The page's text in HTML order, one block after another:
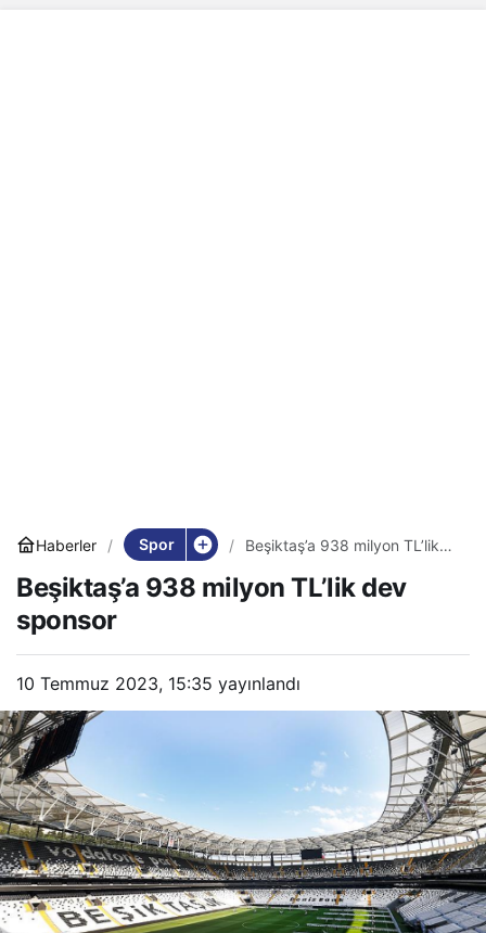
Haberler Spor
Beşiktaş’a 938 milyon TL’lik
Beşiktaş’a 938 milyon TL’lik dev
sponsor
10 Temmuz 2023, 15:35 yayınlandı